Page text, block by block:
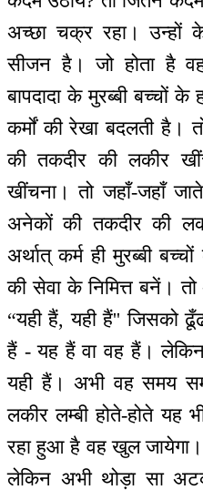
अच्छा चक्र रहा। उन्हों
सीजन है। जो होता है
बापदादा के मुरब्बी बच्चों
कर्मों की रेखा बदलती है।
की तकदीर की लकीर
खींचना। तो जहाँ-जहाँ
अनेकों की तकदीर की
अर्थात् कर्म ही मुरब्बी
की सेवा के निमित्त बनें।
“यही हैं, यही हैं'' जिसको
हैं - यह हैं वा वह हैं।
यही हैं। अभी वह समय
लकीर लम्बी होते-होते यह
रहा हुआ है वह खुल जायेगा।
लेकिन अभी थोड़ा सा